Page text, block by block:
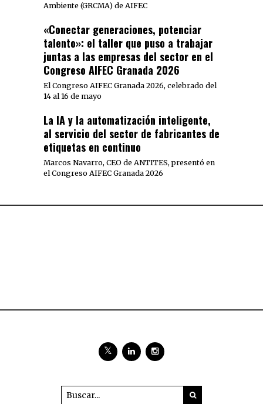
Ambiente (GRCMA) de AIFEC
«Conectar generaciones, potenciar
talento»: el taller que puso a trabajar
juntas a las empresas del sector en el
Congreso AIFEC Granada 2026
El Congreso AIFEC Granada 2026, celebrado del
14 al 16 de mayo
La IA y la automatización inteligente,
al servicio del sector de fabricantes de
etiquetas en continuo
Marcos Navarro, CEO de ANTITES, presentó en
el Congreso AIFEC Granada 2026